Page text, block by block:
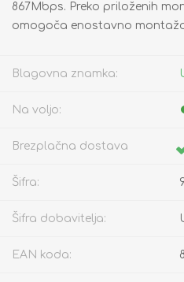
867Mbps. Preko priloženih
omogoča enostavno
Blagovna znamka:
Na voljo:
Brezplačna dostava
Šifra:
Šifra dobavitelja:
EAN koda: